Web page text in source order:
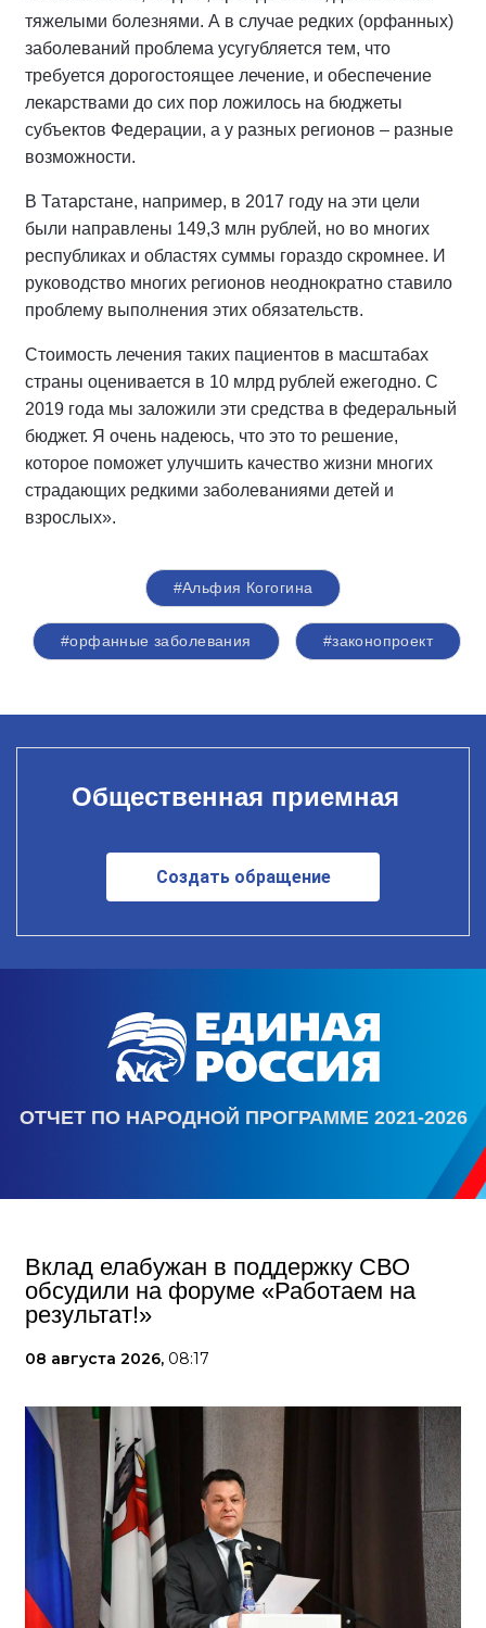
тяжелыми болезнями. А в случае редких (орфанных)
заболеваний проблема усугубляется тем, что
требуется дорогостоящее лечение, и обеспечение
лекарствами до сих пор ложилось на бюджеты
субъектов Федерации, а у разных регионов – разные
возможности.
В Татарстане, например, в 2017 году на эти цели
были направлены 149,3 млн рублей, но во многих
республиках и областях суммы гораздо скромнее. И
руководство многих регионов неоднократно ставило
проблему выполнения этих обязательств.
Стоимость лечения таких пациентов в масштабах
страны оценивается в 10 млрд рублей ежегодно. С
2019 года мы заложили эти средства в федеральный
бюджет. Я очень надеюсь, что это то решение,
которое поможет улучшить качество жизни многих
страдающих редкими заболеваниями детей и
взрослых».
#Альфия Когогина
#орфанные заболевания #законопроект
Общественная приемная
Создать обращение
ОТЧЕТ ПО НАРОДНОЙ ПРОГРАММЕ 2021-2026
Вклад елабужан в поддержку СВО
обсудили на форуме «Работаем на
результат!»
08 августа 2026, 08:17